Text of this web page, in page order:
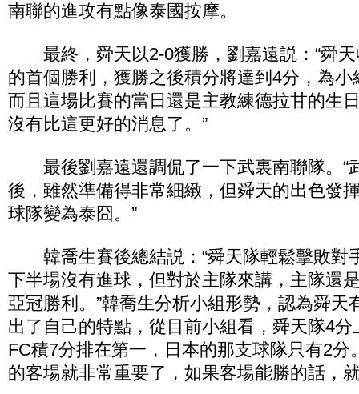
南聯的進攻有點像泰國按摩。
最終，舜天以2-0獲勝，劉嘉遠説：“舜天
的首個勝利，獲勝之後積分將達到4分，為
而且這場比賽的當日還是主教練德拉甘的生
沒有比這更好的消息了。”
最後劉嘉遠還調侃了一下武裏南聯隊。“
後，雖然準備得非常細緻，但舜天的出色發
球隊變為泰囧。”
韓喬生賽後總結説：“舜天隊輕鬆擊敗對
下半場沒有進球，但對於主隊來講，主隊還
亞冠勝利。”韓喬生分析小組形勢，認為舜天
出了自己的特點，從目前小組看，舜天隊4
FC積7分排在第一，日本的那支球隊只有2分
的客場就非常重要了，如果客場能勝的話，